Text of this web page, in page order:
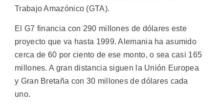
Trabajo Amazónico (GTA).
El G7 financia con 290 millones de dólares este
proyecto que va hasta 1999. Alemania ha asumido
cerca de 60 por ciento de ese monto, o sea casi 165
millones. A gran distancia siguen la Unión Europea
y Gran Bretaña con 30 millones de dólares cada
uno.